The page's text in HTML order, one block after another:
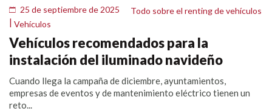
25 de septiembre de 2025 Todo sobre el renting de vehículos
| Vehículos
Vehículos recomendados para la
instalación del iluminado navideño
Cuando llega la campaña de diciembre, ayuntamientos,
empresas de eventos y de mantenimiento eléctrico tienen un
reto...